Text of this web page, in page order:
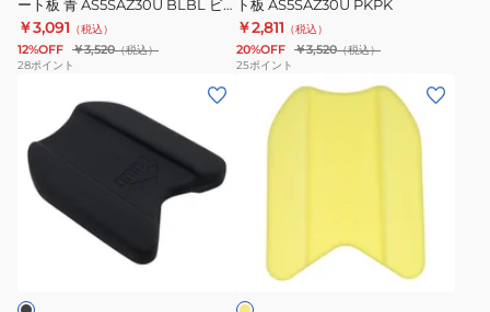
ビ
ー
ト
AS5SAZ30U
BLBL
ゴ
ート板 青 AS5SAZ30U BLBL ビ
ックロゴ 練習 試合 プルボード 初
心者 ビギナー 水泳 スイミング プ
ール 競泳
￥3,091 （税込）
12%OFF ￥3,520（税込）
28ポイント
ビ-
ト
板
AS5SAZ30U
PKPK
ト板 AS5SAZ30U PKPK
￥2,811 （税込）
20%OFF ￥3,520（税込）
25ポイント
ズ、
レ
ビ
ス、
キ
イ
エ